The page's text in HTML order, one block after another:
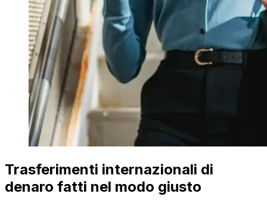
Trasferimenti internazionali di
denaro fatti nel modo giusto